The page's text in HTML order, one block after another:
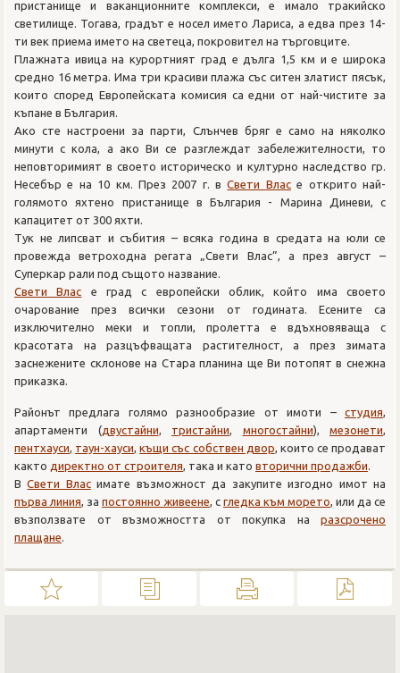
пристанище и ваканционните комплекси, е имало тракийско
светилище. Тогава, градът е носел името Лариса, а едва през 14-
ти век приема името на светеца, покровител на търговците.
Плажната ивица на курортният град е дълга 1,5 км и е широка
средно 16 метра. Има три красиви плажа със ситен златист пясък,
които според Европейската комисия са едни от най-чистите за
къпане в България.
Ако сте настроени за парти, Слънчев бряг е само на няколко
минути с кола, а ако Ви се разглеждат забележителности, то
неповторимият в своето историческо и културно наследство гр.
Несебър е на 10 км. През 2007 г. вСвети Власе открито най-
голямото яхтено пристанище в България - Марина Диневи, с
капацитет от 300 яхти.
Тук не липсват и събития – всяка година в средата на юли се
провежда ветроходна регата „Свети Влас”, а през август –
Суперкар рали под същото название.
Свети Влас е град с европейски облик, който има своето
очарование през всички сезони от годината. Есените са
изключително меки и топли, пролетта е вдъхновяваща с
красотата на разцъфващата растителност, а през зимата
заснежените склонове на Стара планина ще Ви потопят в снежна
приказка.
Районът предлага голямо разнообразие от имоти – студия,
апартаменти (двустайни, тристайни, многостайни), мезонети,
пентхауси, таун-хауси,къщи със собствен двор, които се продават
както директно от строителя, така и като вторични продажби.
ВСвети Власимате възможност да закупите изгодно имот на
първа линия, за постоянно живеене, с гледка към морето, или да се
възползвате от възможността от покупка на разсрочено
плащане.